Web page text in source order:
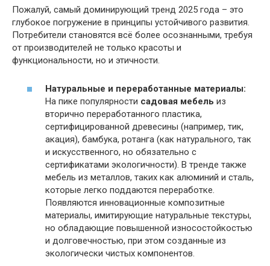
Пожалуй, самый доминирующий тренд 2025 года – это
глубокое погружение в принципы устойчивого развития.
Потребители становятся всё более осознанными, требуя
от производителей не только красоты и
функциональности, но и этичности.
Натуральные и переработанные материалы:
На пике популярности садовая мебель из
вторично переработанного пластика,
сертифицированной древесины (например, тик,
акация), бамбука, ротанга (как натурального, так
и искусственного, но обязательно с
сертификатами экологичности). В тренде также
мебель из металлов, таких как алюминий и сталь,
которые легко поддаются переработке.
Появляются инновационные композитные
материалы, имитирующие натуральные текстуры,
но обладающие повышенной износостойкостью
и долговечностью, при этом созданные из
экологически чистых компонентов.